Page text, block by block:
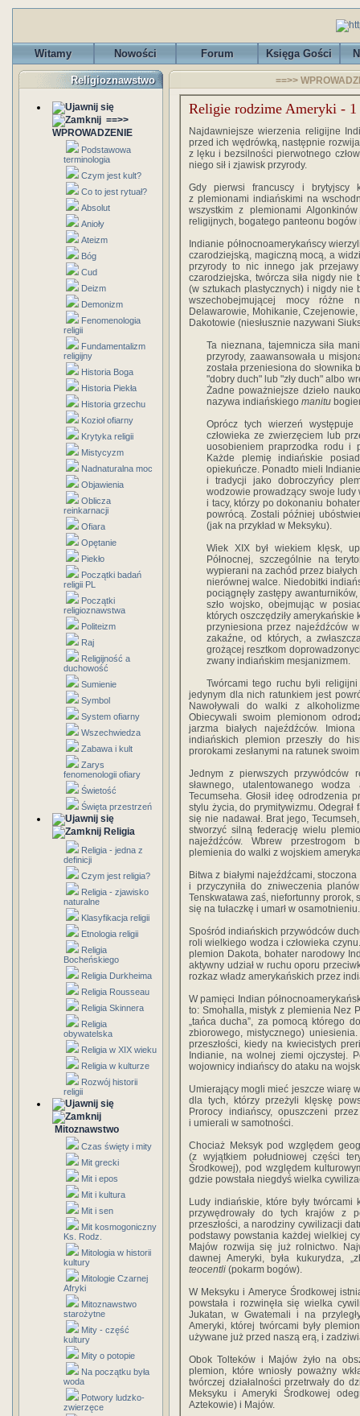
Witamy Nowości Forum Księga Gości
Religioznawstwo
==>>
WPROWADZENIE
Podstawowa
terminologia
Czym jest kult?
Co to jest rytuał?
Absolut
Anioły
Ateizm
Bóg
Cud
Deizm
Demonizm
Fenomenologia
religii
Fundamentalizm
religijny
Historia Boga
Historia Piekła
Historia grzechu
Kozioł ofiarny
Krytyka religii
Mistycyzm
Nadnaturalna moc
Objawienia
Oblicza
reinkarnacji
Ofiara
Opętanie
Piekło
Początki badań
religii PL
Początki
religioznawstwa
Politeizm
Raj
Religijność a
duchowość
Sumienie
Symbol
System ofiarny
Wszechwiedza
Zabawa i kult
Zarys
fenomenologii ofiary
Świetość
Święta przestrzeń
Religia
Religia - jedna z
definicji
Czym jest religia?
Religia - zjawisko
naturalne
Klasyfikacja religii
Etnologia religii
Religia
Bocheńskiego
Religia Durkheima
Religia Rousseau
Religia Skinnera
Religia
obywatelska
Religia w XIX wieku
Religia w kulturze
Rozwój historii
religii
Mitoznawstwo
Czas święty i mity
Mit grecki
Mit i epos
Mit i kultura
Mit i sen
Mit kosmogoniczny
Ks. Rodz.
Mitologia w historii
kultury
Mitologie Czarnej
Afryki
Mitoznawstwo
starożytne
Mity - część
kultury
Mity o potopie
Na początku była
woda
Potwory ludzko-
zwierzęce
==>>
Religie rodzime Ameryki - 1
Najdawniejsze wierzenia religijne
przed ich wędrówką, następnie
z lęku i bezsilności pierwotnego
niego sił i zjawisk przyrody.
Gdy pierwsi francuscy i brytyjscy
z plemionami indiańskimi na
wszystkim z plemionami
religijnych, bogatego panteonu bogów
Indianie północnoamerykańscy
czarodziejską, magiczną mocą, a
przyrody to nic innego jak
czarodziejska, twórcza siła nigdy nie
(w sztukach plastycznych) i nigdy nie
wszechobejmującej mocy różne
Delawarowie, Mohikanie,
Dakotowie (niesłusznie nazywani
Ta nieznana, tajemnicza siła
przyrody, zaawansowała u
została przeniesiona do słownika
"dobry duch" lub "zły duch" albo
Żadne poważniejsze dzieło
nazywa indiańskiego manitu
Oprócz tych wierzeń występuje
człowieka ze zwierzęciem lub
uosobieniem praprzodka rodu i
Każde plemię indiańskie
opiekuńcze. Ponadto mieli
i tradycji jako dobroczyńcy
wodzowie prowadzący swoje
i tacy, którzy po dokonaniu
powrócą. Zostali później
(jak na przykład w Meksyku).
Wiek XIX był wiekiem klęsk,
Północnej, szczególnie na
wypierani na zachód przez
nierównej walce. Niedobitki
pociągnęły zastępy
szło wojsko, obejmując w
których oszczędziły amerykańskie
przyniesiona przez najeźdźców
zakaźne, od których, a
grożącej resztkom
zwany indiańskim mesjanizmem.
Twórcami tego ruchu byli religijni
jedynym dla nich ratunkiem jest
Nawoływali do walki z
Obiecywali swoim plemionom
jarzma białych najeźdźców.
indiańskich plemion przeszły do
prorokami zesłanymi na ratunek
Jednym z pierwszych przywódców
sławnego, utalentowanego
Tecumseha. Głosił ideę odrodzenia
stylu życia, do prymitywizmu.
się nie nadawał. Brat jego,
stworzyć silną federację wielu
najeźdźców. Wbrew przestrogom
plemienia do walki z wojskiem
Bitwa z białymi najeźdźcami,
i przyczyniła do zniweczenia
Tenskwatawa zaś, niefortunny prorok,
się na tułaczkę i umarł w osamotnieniu.
Spośród indiańskich przywódców
roli wielkiego wodza i człowieka
plemion Dakota, bohater narodowy
aktywny udział w ruchu oporu
rozkaz władz amerykańskich przez
W pamięci Indian
to: Smohalla, mistyk z plemienia Nez
„tańca ducha”, za pomocą którego
zbiorowego, mistycznego)
przeszłości, kiedy na kwiecistych
Indianie, na wolnej ziemi ojczystej.
wojownicy indiańscy do ataku na
Umierający mogli mieć jeszcze wiarę
dla tych, którzy przeżyli klęskę
Prorocy indiańscy, opuszczeni
i umierali w samotności.
Chociaż Meksyk pod względem
(z wyjątkiem południowej części
Środkowej), pod względem
gdzie powstała niegdyś wielka
Ludy indiańskie, które były
przywędrowały do tych krajów z
przeszłości, a narodziny cywilizacji
podstawy powstania każdej wielkiej
Majów rozwija się już rolnictwo.
dawnej Ameryki, była kukurydza,
teocentli (pokarm bogów).
W Meksyku i Ameryce Środkowej
powstała i rozwinęła się wielka
Jukatan, w Gwatemali i na
Ameryki, której twórcami były
używane już przed naszą erą, i
Obok Tolteków i Majów żyło na
plemion, które wniosły poważny
twórczej działalności przetrwały do
Meksyku i Ameryki Środkowej
Aztekowie) i Majów.